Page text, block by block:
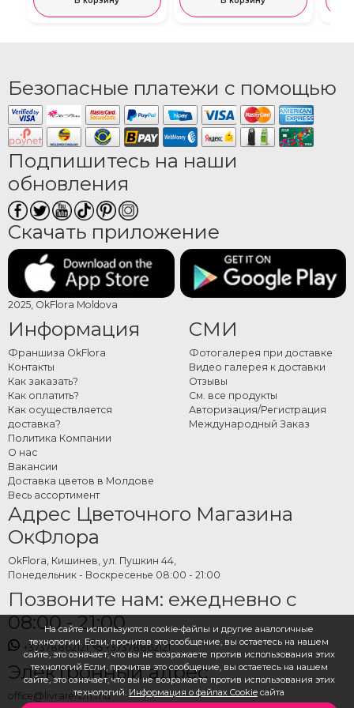
На сайте используются cookie-файлы и другие аналогичные
технологии. Если, прочитав это сообщение, вы остаетесь на нашем
сайте, это означает, что вы не возражаете против использования этих
технологий.Если, прочитав это сообщение, вы остаетесь на нашем
сайте, это означает, что вы не возражаете против использования этих
технологий. Информация о файлах Cookie сайта
Безопасные платежи с помощью
Подпишитесь на наши
обновления
Скачать приложение
2025, OkFlora Moldova
Информация
Франшиза OkFlora
Контакты
Как заказать?
Как оплатить?
Как осуществляется
доставка?
Политика Компании
О нас
Вакансии
Доставка цветов в Молдове
Весь ассортимент
СМИ
Фотогалерея при доставке
Видео галерея к доставки
Отзывы
См. все продукты
Авторизация/Регистрация
Международный Заказ
Адрес Цветочного Магазина
ОкФлора
OkFlora, Кишинев, ул. Пушкин 44,
Понедельник - Воскресенье 08:00 - 21:00
Позвоните нам: ежедневно с
08:00 - 21:00
+37378862121 +37378862121
Электронный адрес
office@livrareflori.md